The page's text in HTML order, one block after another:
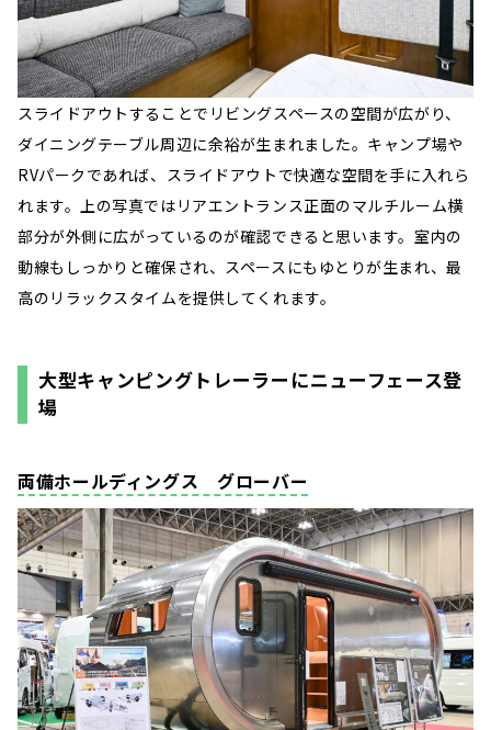
スライドアウトすることでリビングスペースの空間が広がり、
ダイニングテーブル周辺に余裕が生まれました。キャンプ場や
RVパークであれば、スライドアウトで快適な空間を手に入れら
れます。上の写真ではリアエントランス正面のマルチルーム横
部分が外側に広がっているのが確認できると思います。室内の
動線もしっかりと確保され、スペースにもゆとりが生まれ、最
高のリラックスタイムを提供してくれます。
大型キャンピングトレーラーにニューフェース登
場
両備ホールディングス グローバー